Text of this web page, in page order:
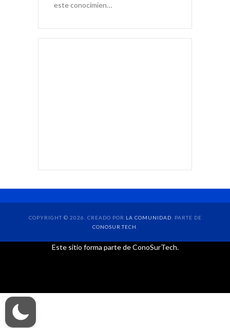
este conocimien…
COPYRIGHT © 2026. CREADO POR LA COMUNIDAD. PARTE DE
CONOSUR.TECH.
Este sitio forma parte de ConoSurTech.